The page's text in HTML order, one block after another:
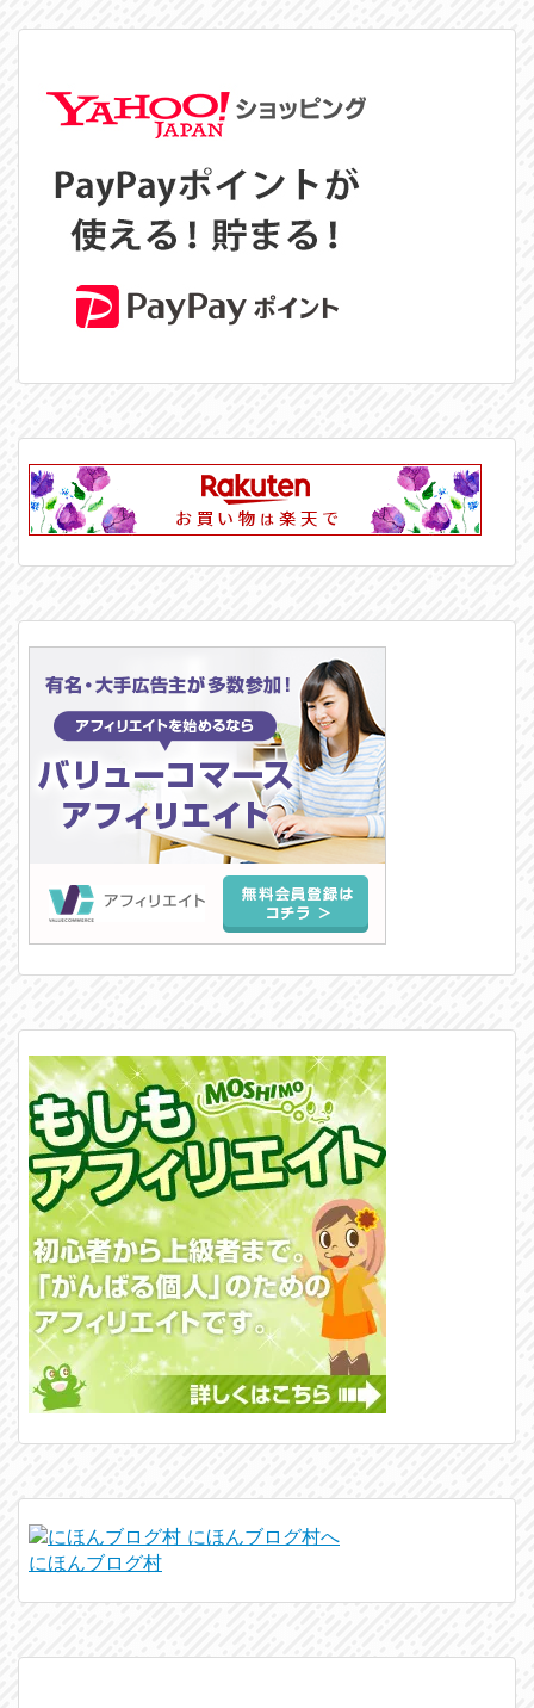
にほんブログ村